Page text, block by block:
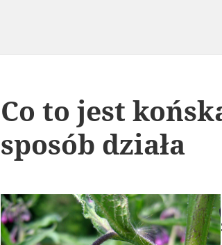
Co to jest
sposób działa